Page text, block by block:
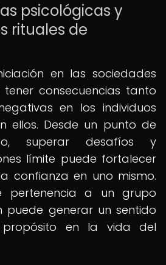
psicológicas y
rituales de
en las sociedades
consecuencias tanto
en los individuos
ellos. Desde un punto de
superar desafíos y
límite puede fortalecer
confianza en uno mismo.
pertenencia a un grupo
puede generar un sentido
en la vida del